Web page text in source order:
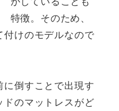
特徴。そのため、
けのモデルなので
倒すことで出現す
ドのマットレスがど